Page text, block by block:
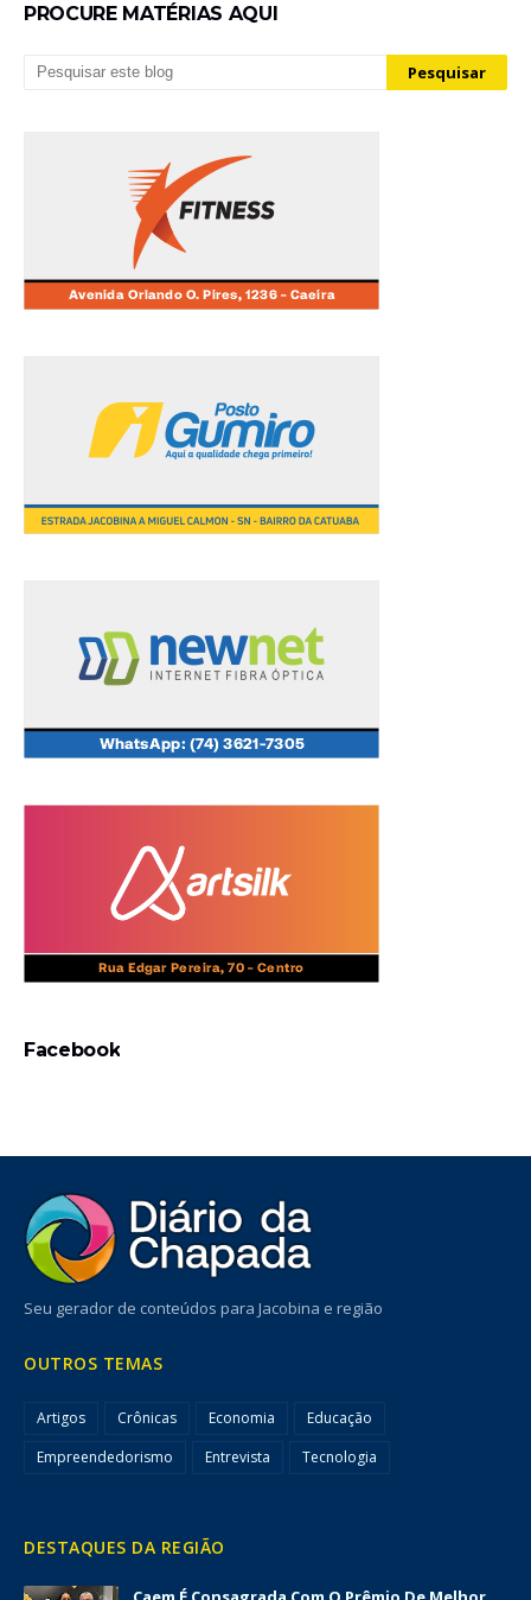
PROCURE MATÉRIAS AQUI
Facebook
Seu gerador de conteúdos para Jacobina e região
OUTROS TEMAS
Artigos Crônicas Economia
Educação
Empreendedorismo
Entrevista Tecnologia
DESTAQUES DA REGIÃO